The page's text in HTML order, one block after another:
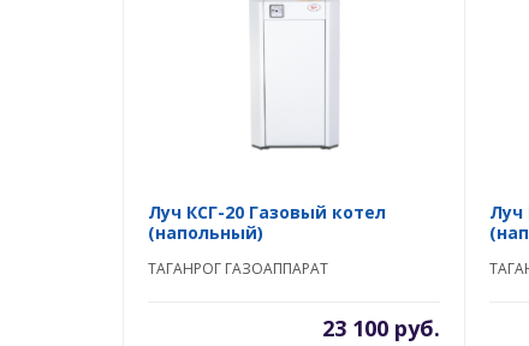
Луч КСГ-20 Газовый котел
(напольный)
ТАГАНРОГ ГАЗОАППАРАТ
23 100 руб.
Луч